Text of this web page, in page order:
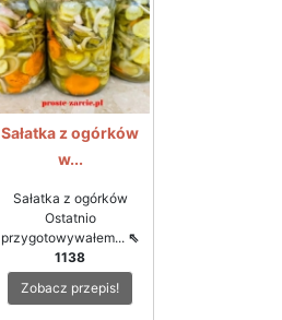
Sałatka z ogórków
w...
Sałatka z ogórków
Ostatnio
przygotowywałem... ⇖
1138
Zobacz przepis!